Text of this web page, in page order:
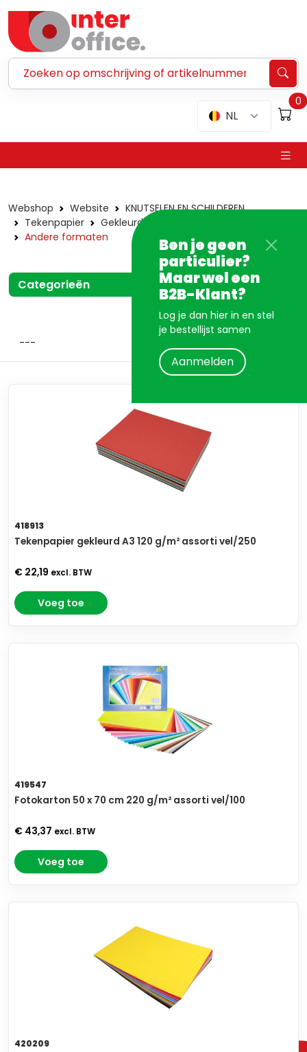
NL
0
Ben je geen
particulier?
Maar wel een
B2B-Klant?
Log je dan hier in en stel
je bestellijst samen
Aanmelden
Webshop Website
KNUTSELEN EN SCHILDEREN
Tekenpapier
Gekleurd tekenpapier
Andere formaten
Categorieën
418913
Tekenpapier gekleurd A3 120 g/m² assorti vel/250
€ 22,19 excl. BTW
Voeg toe
419547
Fotokarton 50 x 70 cm 220 g/m² assorti vel/100
€ 43,37 excl. BTW
Voeg toe
420209